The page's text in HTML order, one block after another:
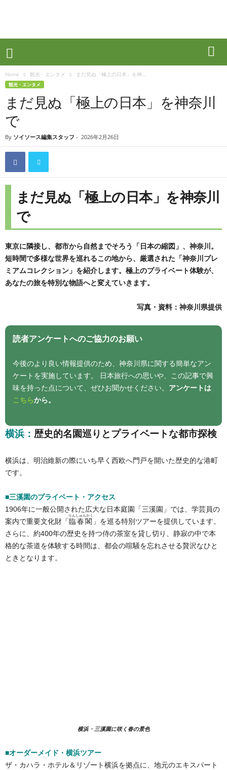
Home 観光・エンタメ まだ見ぬ「極上の日本」を神...
観光・エンタメ
まだ見ぬ「極上の日本」を神奈川
で
By ソイソース編集スタッフ - 2026年2月26日
まだ見ぬ「極上の日本」を神奈川
で
東京に隣接し、都市から自然までそろう「日本の縮図」、神奈川。
短時間で多様な世界を巡れるこの地から、厳選された「神奈川プレ
ミアムコレクション」を紹介します。極上のプライベート体験が、
あなたの旅を特別な物語へと変えていきます。
写真・資料：神奈川県提供
読者アンケートへのご協力のお願い
今後のより良い情報提供のため、神奈川県に関する簡単なアン
ケートを実施しています。 日本旅行への思いや、この記事で興
味を持った点について、ぜひお聞かせください。 アンケートは
こちらから。
横浜： 歴史的名園巡りとプライベートな都市探検
横浜は、明治維新の際にいち早く西欧へ門戸を開いた歴史的な港町
です。
■三溪園のプライベート・アクセス
1906年に一般公開された広大な日本庭園「三溪園」では、学芸員の
案内で重要文化財「臨春閣
りんしゅんかく
」を巡る特別ツアーを提供しています。
さらに、約400年の歴史を持つ侍の茶室を貸し切り、静寂の中で本
格的な茶道を体験する時間は、都会の喧騒を忘れさせる贅沢なひと
ときとなります。
横浜・三溪園に咲く春の景色
■オーダーメイド・横浜ツアー
ザ・カハラ・ホテル＆リゾート横浜を拠点に、地元のエキスパート